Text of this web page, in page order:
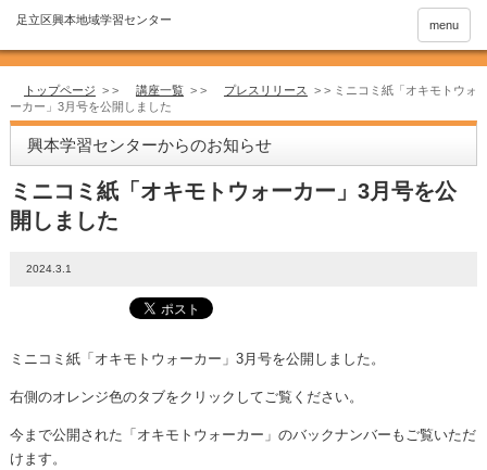
menu
トップページ > > 講座一覧 > > プレスリリース > > ミニコミ紙「オキモトウォ
ーカー」3月号を公開しました
興本学習センターからのお知らせ
ミニコミ紙「オキモトウォーカー」3月号を公
開しました
2024.3.1
ミニコミ紙「オキモトウォーカー」3月号を公開しました。
右側のオレンジ色のタブをクリックしてご覧ください。
今まで公開された「オキモトウォーカー」のバックナンバーもご覧いただ
けます。